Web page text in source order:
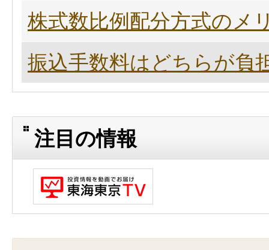
株式数比例配分方式のメ
振込手数料はどちらが負
注目の情報